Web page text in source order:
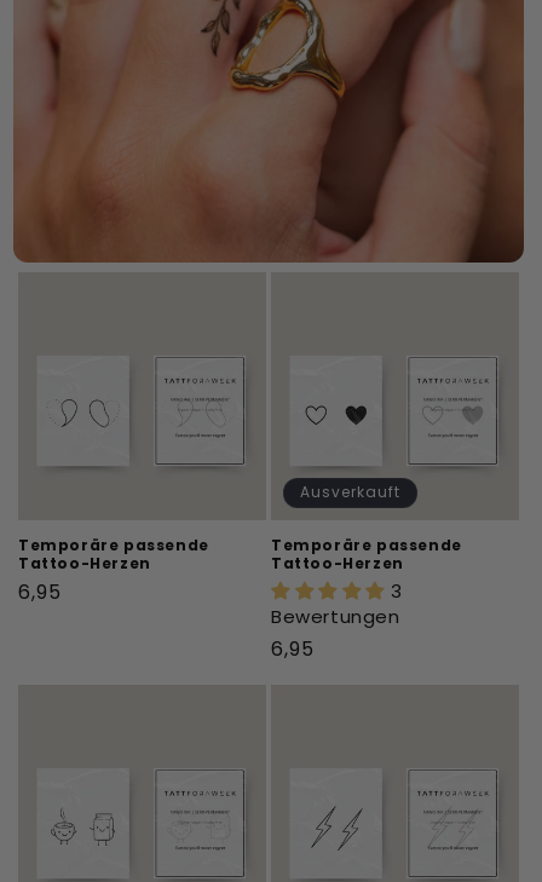
Temporäre passende
Tattoo-Herzen
Normaler
6,95
Ausverkauft
Temporäre passende
Tattoo-Herzen
3
Bewertungen
Normaler
6,95